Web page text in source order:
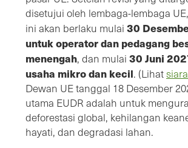
disetujui oleh lembaga-lembaga
ini akan berlaku mulai 30
untuk operator dan pedagang
menengah, dan mulai 30 Juni
usaha mikro dan kecil. (Lihat
Dewan UE tanggal 18 Desember
utama EUDR adalah untuk
deforestasi global, kehilangan
hayati, dan degradasi lahan.